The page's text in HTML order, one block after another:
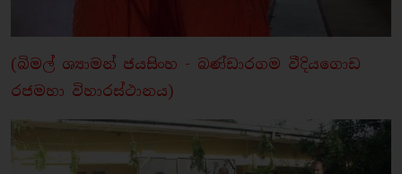
(බිමල් ශ්‍යාමන් ජයසිංහ - බණ්ඩාරගම වීදියගොඩ
රජමහා විහාරස්ථානය)